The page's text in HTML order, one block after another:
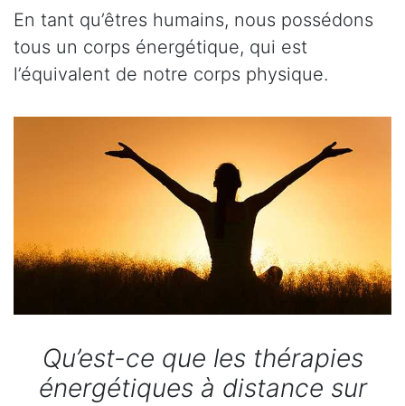
En tant qu’êtres humains, nous possédons
tous un corps énergétique, qui est
l’équivalent de notre corps physique.
Qu’est-ce que les thérapies
énergétiques à distance sur